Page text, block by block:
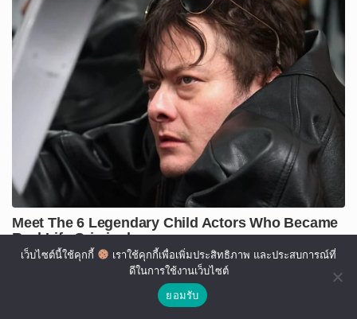
เว็บไซต์นี้ใช้คุกกี้
เราใช้คุกกี้เพื่อเพิ่มประสิทธิภาพ และประสบการณ์ที่
ดีในการใช้งานเว็บไซต์
ยอมรับ